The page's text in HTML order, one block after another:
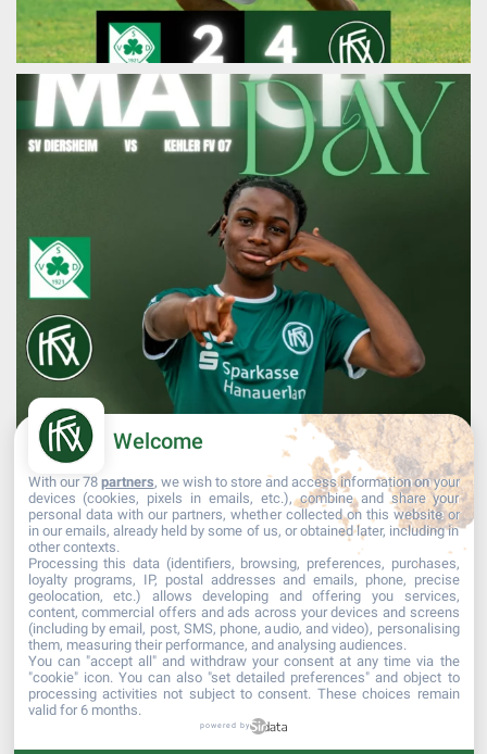
Mehr laden... Auf Instagram folgen
Welcome
With our 78 partners, we wish to store and access information on your
devices (cookies, pixels in emails, etc.), combine and share your
personal data with our partners, whether collected on this website or
in our emails, already held by some of us, or obtained later, including in
other contexts.
Processing this data (identifiers, browsing, preferences, purchases,
loyalty programs, IP, postal addresses and emails, phone, precise
geolocation, etc.) allows developing and offering you services,
content, commercial offers and ads across your devices and screens
(including by email, post, SMS, phone, audio, and video), personalising
them, measuring their performance, and analysing audiences.
You can "accept all" and withdraw your consent at any time via the
"cookie" icon. You can also "set detailed preferences" and object to
processing activities not subject to consent. These choices remain
valid for 6 months.
powered by